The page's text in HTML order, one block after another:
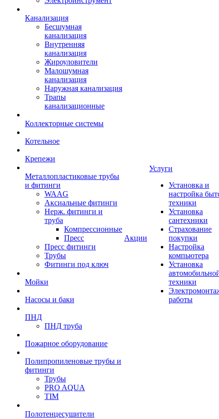
Канализация
Бесшумная
канализация
Внутренняя
канализация
Жироуловители
Малошумная
канализация
Наружная канализация
Трапы
канализационные
Коллекторные системы
Котельное
Крепежи
Металлопластиковые трубы
и фитинги
WAAG
Аксиальные фитинги
Нерж. фитинги и
труба
Компрессионные
Пресс
Пресс фитинги
Трубы
Фитинги под ключ
Мойки
Насосы и баки
ПНД
ПНД труба
Пожарное оборудование
Полипропиленовые трубы и
фитинги
Трубы
PRO AQUA
TIM
Полотенцесушители
Акции
Услуги
Установка и
настройка
техники
Установка
сантехники
Страхование
покупки
Настройка
компьютера
Установка
техники
работы